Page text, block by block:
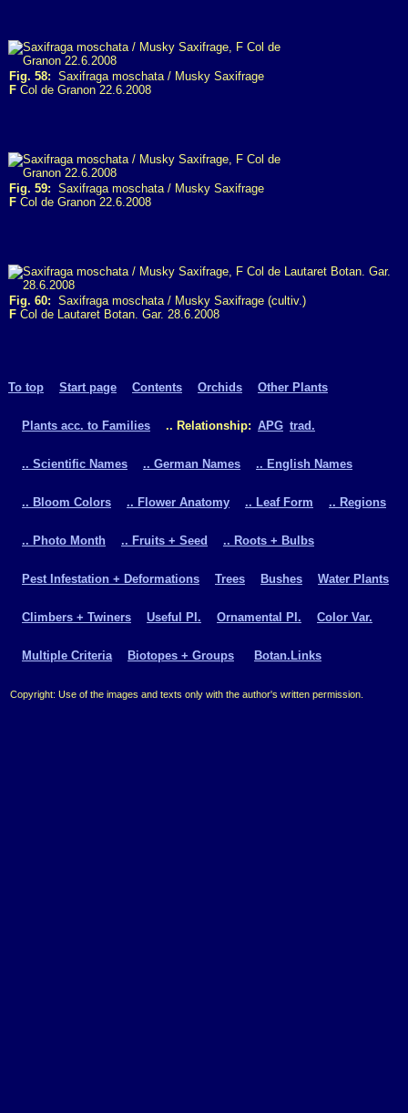
Fig. 58: Saxifraga moschata / Musky Saxifrage
F Col de Granon 22.6.2008
Fig. 59: Saxifraga moschata / Musky Saxifrage
F Col de Granon 22.6.2008
Fig. 60: Saxifraga moschata / Musky Saxifrage (cultiv.)
F Col de Lautaret Botan. Gar. 28.6.2008
To top Start page Contents Orchids Other Plants
Plants acc. to Families .. Relationship: APG trad.
.. Scientific Names .. German Names .. English Names
.. Bloom Colors .. Flower Anatomy .. Leaf Form .. Regions
.. Photo Month .. Fruits + Seed .. Roots + Bulbs
Pest Infestation + Deformations Trees Bushes Water Plants
Climbers + Twiners Useful Pl. Ornamental Pl. Color Var.
Multiple Criteria Biotopes + Groups Botan.Links
Copyright: Use of the images and texts only with the author's written permission.